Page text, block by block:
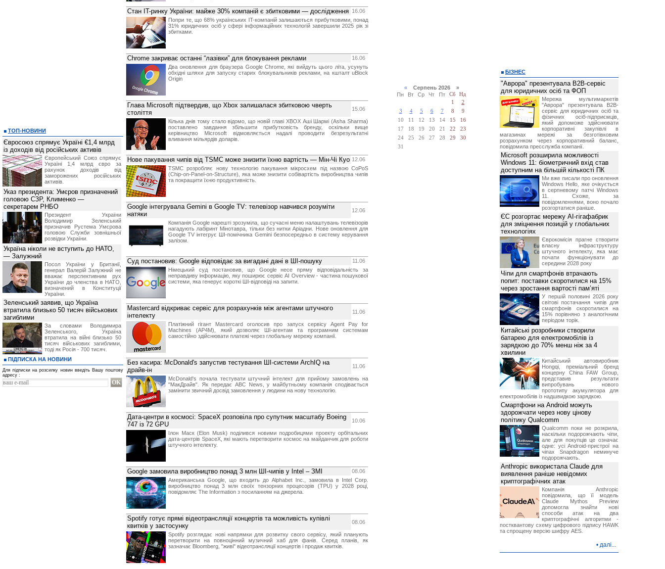
Стан IT-ринку України: майже 30% компаній є збитковими — дослідження 16.06
Попри те, що 68% українських IT-компаній залишаються прибутковими, понад
31% юридичних осіб у сфері інформаційних технологій завершили 2025 рік зі
збитками.
Chrome закриває останні “лазівки” для блокування реклами
16.06
Два оновлення для браузера Google Chrome, які вийдуть цього літа, усунуть
обхідні шляхи для запуску старих блокувальників реклами, на кшталт uBlock
Origin
Глава Microsoft підтвердив, що Xbox залишалася збитковою чверть
століття
15.06
Кілька днів тому стало відомо, що новій главі XBOX Аші Шармі (Asha Sharma)
поставлено завдання збільшити прибутковість бренду, оскільки вище
керівництво Microsoft відмовляється надалі проводити безрезультатні
вливання мільярдів доларів.
Нове пакування чипів від TSMC може знизити їхню вартість — Мін-Чі Куо 12.06
TSMC розробляє нову технологію пакування мікросхем під назвою CoPoS
(Chip-on-Panel-on-Structure), яка може знизити собівартість виробництва чипів
та покращити їхню продуктивність.
Google інтегрувала Gemini в Google TV: телевізор навчився розуміти
натяки
12.06
Компанія Google нарешті зрозуміла, що сучасні меню налаштувань телевізорів
нагадують лабіринт Мінотавра, тільки без нитки Аріадни. Нове оновлення для
Google TV інтегрує ШІ-помічника Gemini безпосередньо в систему керування
залізом.
Суд постановив: Google відповідає за вигадані дані в ШІ-пошуку
11.06
Німецький суд постановив, що Google несе пряму відповідальність за
неправдиву інформацію, яку поширює сервіс AI Overview - частина пошукової
системи, яка генерує короткі ШІ-відповіді на запити.
Mastercard відкриває сервіс для розрахунків між агентами штучного
інтелекту
11.06
Платіжний гігант Mastercard оголосив про запуск сервісу Agent Pay for
Machines (AP4M), який дозволяє ШІ-агентам та програмним системам
самостійно здійснювати платежі через глобальну мережу компанії.
Без касира: McDonald's запустив тестування ШІ-системи ArchIQ на
драйв-ін
11.06
McDonald's почала тестувати штучний інтелект для прийому замовлень на
"МакДрайв". Як передає ABC News, у майбутньому компанія сподівається
замінити звичний досвід замовлення у людини на нову технологію.
Дата-центри в космосі: SpaceX розповіла про супутник масштабу Boeing
747 із 72 GPU
10.06
Ілон Маск (Elon Musk) поділився новими подробицями проекту орбітальних
дата-центрів SpaceX, які мають перетворити космос на майданчик для роботи
штучного інтелекту.
Google замовила виробництво понад 3 млн ШІ-чипів у Intel – ЗМІ
08.06
Американська Google, що входить до Alphabet Inc., замовила в Intel Corp.
виробництво понад 3 млн своїх тензорних процесорів (TPU) у 2028 році,
повідомляє The Information з посиланням на джерела.
Spotify готує прямі відеотрансляції концертів та можливість купівлі
квитків у застосунку
08.06
Spotify розглядає нові напрямки для розвитку свого сервісу, який планують
перетворити на повноцінний музичний хаб для фанів. Серед планів, як
зазначає Bloomberg, "живі" відеотрансляції концертів і продаж квитків.
ТОП-НОВИНИ
Євросоюз спрямує Україні €1,4 млрд
із доходів від російських активів
Європейський Союз спрямує
Україні 1,4 млрд євро за
рахунок доходів від
заморожених російських
активів.
Указ президента: Умєров призначений
головою СЗР, Клименко —
секретарем РНБО
Президент України
Володимир Зеленський
призначив Pустема Умєрова
головою Служби зовнішньої
розвідки України.
Україна ніколи не вступить до НАТО,
— Залужний
Посол України у Британії,
генерал Валерій Залужний не
вважає перспективним рух
України до членства в НАТО,
визначений в Конституції
України.
Зеленський заявив, що Україна
втратила близько 50 тисяч військових
загиблими
За словами Володимира
Зеленського, Україна
втратила на війні близько 50
тисяч військових загиблими,
тоді як Росія - 700 тисяч.
ПІДПИСКА НА НОВИНИ
Для підписки на розсилку новин введіть Вашу поштову
адресу :
«Серпень 2026 »
Пн
Вт Ср Чт Пт Сб
Нд
1
2
3
4 5 6 7 8
9
10
11 12 13 14 15
16
17
18 19 20 21 22
23
24
25 26 27 28 29
30
31
БІЗНЕС
"Аврора" презентувала B2B-сервіс
для юридичних осіб та ФОП
Мережа мультимаркетів
"Аврора" презентувала B2B-
сервіс для юридичних осіб та
фізичних осіб-підприємців,
який допоможе здійснювати
корпоративні закупівлі в
магазинах мережі за безготівковим
розрахунком через корпоративний баланс,
повідомила пресслужба компанії.
Microsoft розширила можливості
Windows 11: біометричний вхід став
доступним на більшій кількості ПК
Ми вже писали про оновлення
Windows Hello, яке очікується
в серпневому патчі Windows
11. Схоже, за
повідомленнями, воно почало
розгортатися раніше.
ЄС розгортає мережу AI-гігафабрик
для зміцнення позицій у глобальних
технологіях
Єврокомісія прагне створити
власну інфраструктуру
штучного інтелекту, яка має
почати функціонувати до
середини 2028 року
Чіпи для смартфонів втрачають
попит: поставки скоротилися на 15%
через зростання вартості пам’яті
У першій половині 2026 року
світові постачання чипів для
смартфонів скоротилися на
15% порівняно з аналогічним
періодом торік.
Китайські розробники створили
батарею для електромобілів із
зарядкою до 70% менш ніж за 4
хвилини
Китайський автовиробник
Hongqi, преміальний бренд
концерну China FAW Group,
представив результати
випробувань нового
прототипу акумулятора для
електромобілів із надшвидкою зарядкою.
Смартфони на Android можуть
здорожчати через нову цінову
політику Qualcomm
Qualcomm поки не розкрила,
наскільки подорожчають чіпи,
але для покупців це означає
одне: усі Android-пристрої на
чіпах Snapdragon неминуче
подорожчають.
Anthropic використала Claude для
виявлення раніше невідомих
криптографічних атак
Компанія Anthropic
повідомила, що її модель
Claude Mythos Preview
допомогла знайти нові
способи атак на два
криптографічні алгоритми -
постквантову схему цифрового підпису HAWK
та спрощену версію шифру AES.
• далі...